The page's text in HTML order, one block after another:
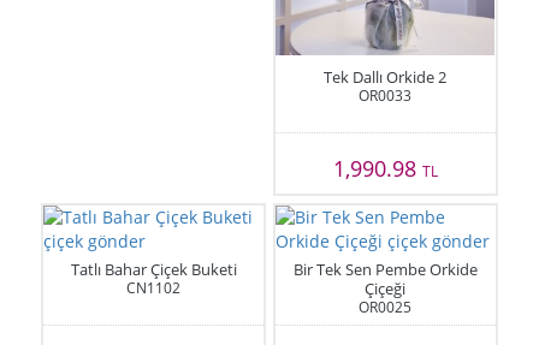
Tek Dallı Orkide 2
OR0033
1,990.98 TL
Tatlı Bahar Çiçek Buketi
CN1102
Bir Tek Sen Pembe Orkide
Çiçeği
OR0025